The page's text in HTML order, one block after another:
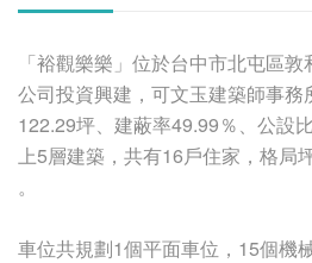
「裕觀樂樂」位於台中市北屯區
公司投資興建，可文玉建築師事
122.29坪、建蔽率49.99％、公設
上5層建築，共有16戶住家，格局
。
車位共規劃1個平面車位，15個機